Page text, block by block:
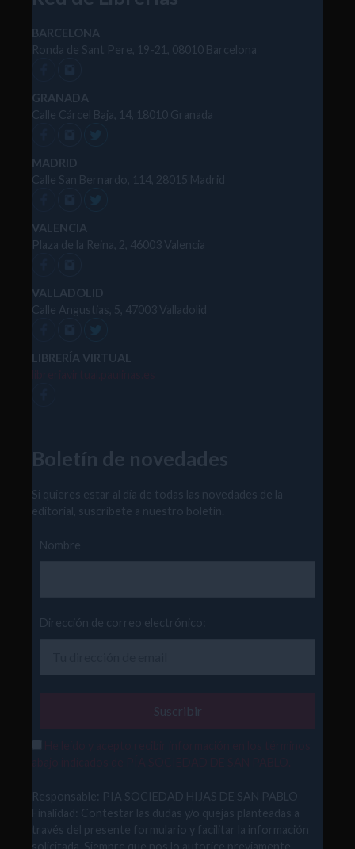
BARCELONA
Ronda de Sant Pere, 19-21, 08010 Barcelona
GRANADA
Calle Cárcel Baja, 14, 18010 Granada
MADRID
Calle San Bernardo, 114, 28015 Madrid
VALENCIA
Plaza de la Reina, 2, 46003 Valencia
VALLADOLID
Calle Angustias, 5, 47003 Valladolid
LIBRERÍA VIRTUAL
Boletín de novedades
Si quieres estar al día de todas las novedades de la
editorial, suscríbete a nuestro boletín.
Nombre
Dirección de correo electrónico:
Responsable: PIA SOCIEDAD HIJAS DE SAN PABLO
Finalidad: Contestar las dudas y/o quejas planteadas a
través del presente formulario y facilitar la información
solicitada. Siempre que nos lo autorice previamente,